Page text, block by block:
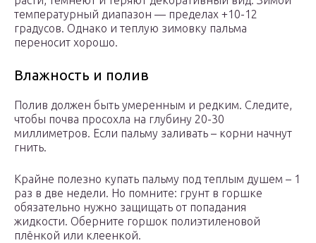
температурный диапазон — пределах +10-12
градусов. Однако и теплую зимовку пальма
переносит хорошо.
Влажность и полив
Полив должен быть умеренным и редким. Следите,
чтобы почва просохла на глубину 20-30
миллиметров. Если пальму заливать – корни начнут
гнить.
Крайне полезно купать пальму под теплым душем – 1
раз в две недели. Но помните: грунт в горшке
обязательно нужно защищать от попадания
жидкости. Оберните горшок полиэтиленовой
плёнкой или клеенкой.